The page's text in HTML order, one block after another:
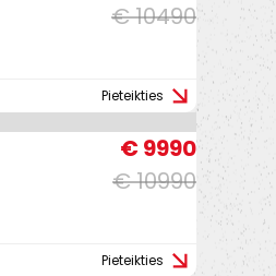
€ 10490
Pieteikties
€ 10990
€ 9990
Pieteikties